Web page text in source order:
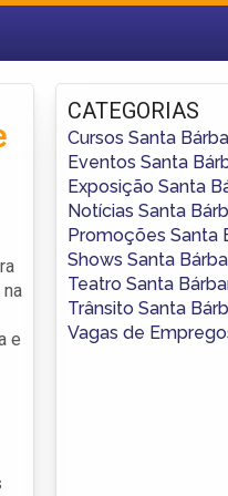
Fazer login
Criar conta
e
CATEGORIAS
Cursos Santa
Eventos Santa
Exposição Santa
Notícias Santa
Promoções Santa
Shows Santa
Teatro Santa
Trânsito Santa
Vagas de